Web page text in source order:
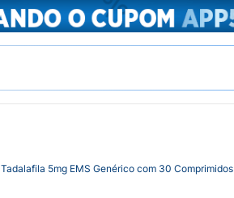
Tadalafila 5mg EMS Genérico com 30 Comprimidos